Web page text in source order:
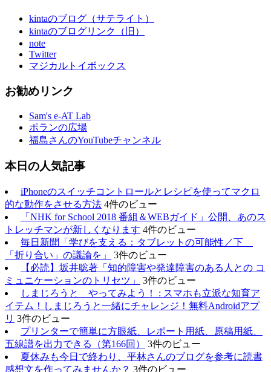
kintaのブログ（サテライト）
kintaのブログリンク（旧）
note
Twitter
マジカルトイボックス
お勧めリンク
Sam's e-AT Lab
ポランの広場
福島さんのYouTubeチャンネル
本日の人気記事
iPhoneのスイッチコントロールとレシピを使ってマクロ
的な動作をさせる方法 4件のビュー
「NHK for School 2018 番組＆WEBガイド」公開、あのス
トレッチマンが新しくなります 4件のビュー
毎日新聞「学びを支える：タブレットの可能性／下
「折り合い」の議論を」
3件のビュー
【必読】坂井聡著「知的障害や発達障害のある人との コ
ミュニケーションのトリセツ」
3件のビュー
しまじろうと やってみよう！ : スマホも立派な知育ア
イテム！しまじろうと一緒にチャレンジ！無料Androidアプ
リ 3件のビュー
プリンターで簡単に方眼紙、レポート用紙、原稿用紙、
五線譜を出力できる（第166回）
3件のビュー
夏休みも今日で終わり、平林さんのブログを参考に読書
感想文を作ってみませんか？ 3件のビュー